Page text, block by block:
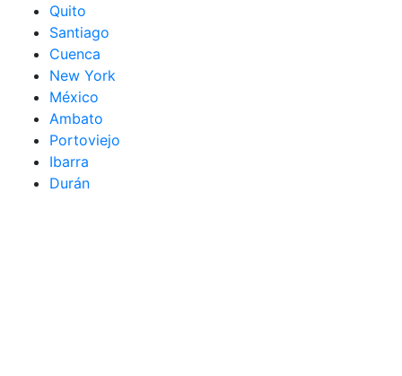
Quito
Santiago
Cuenca
New York
México
Ambato
Portoviejo
Ibarra
Durán